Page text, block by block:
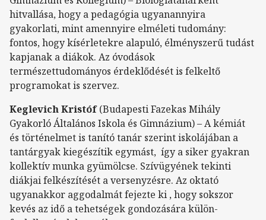
hitvallása, hogy a pedagógia ugyanannyira
gyakorlati, mint amennyire elméleti tudomány:
fontos, hogy kísérletekre alapuló, élményszerű tudást
kapjanak a diákok. Az óvodások
természettudományos érdeklődését is felkeltő
programokat is szervez.
Keglevich Kristóf(Budapesti Fazekas Mihály
Gyakorló Általános Iskola és Gimnázium) – A kémiát
és történelmet is tanító tanár szerint iskolájában a
tantárgyak kiegészítik egymást, így a siker gyakran
kollektív munka gyümölcse. Szívügyének tekinti
diákjai felkészítését a versenyzésre. Az oktató
ugyanakkor aggodalmát fejezte ki , hogy sokszor
kevés az idő a tehetségek gondozására külön-